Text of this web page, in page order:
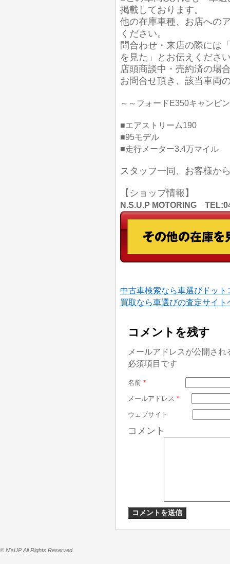
掲載しております。
他の在庫車種、お店への
ください。
問合わせ・来店の際には
を見た」とお伝えくださ
店頭商談中・売約済の場
お問合せ頂き、該当車両
～～フォードE350キャンピ
■エアストリーム190
■95モデル
■走行メーター3.4万マイル
スタッフ一同、お客様か
【ショップ情報】
N.S.U.P MOTORING
中古車検索なら車選びドット
買取なら車選びの査定サイト
コメントを残す
メールアドレスが公開さ
必須項目です
名前 *
メールアドレス *
ウェブサイト
コメント
© N'sUP All Rights Reserved.